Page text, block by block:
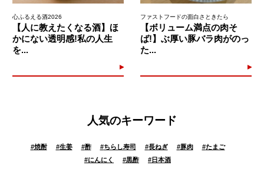
心ふるえる酒2026
【人に教えたくなる酒】ほ
かにない透明感!私の人生
を...
ファストフードの面白さときたら
【ボリューム満点の肉そ
ば!】ぶ厚い豚バラ肉がのっ
た...
人気のキーワード
#焼酎 #生姜 #酢 #ちらし寿司 #長ねぎ #豚肉 #たまご
#にんにく #黒酢 # 日本酒